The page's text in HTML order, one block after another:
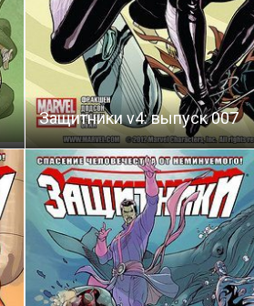
Защитники v4: выпуск 007